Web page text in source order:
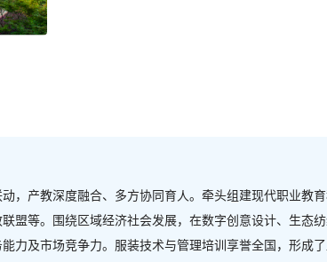
，产教深度融合、多方协同育人。牵头组建现代职业教
盟等。围绕区域经济社会发展，在数字创意设计、生态
力及市场竞争力。服装技术与管理培训享誉全国，形成